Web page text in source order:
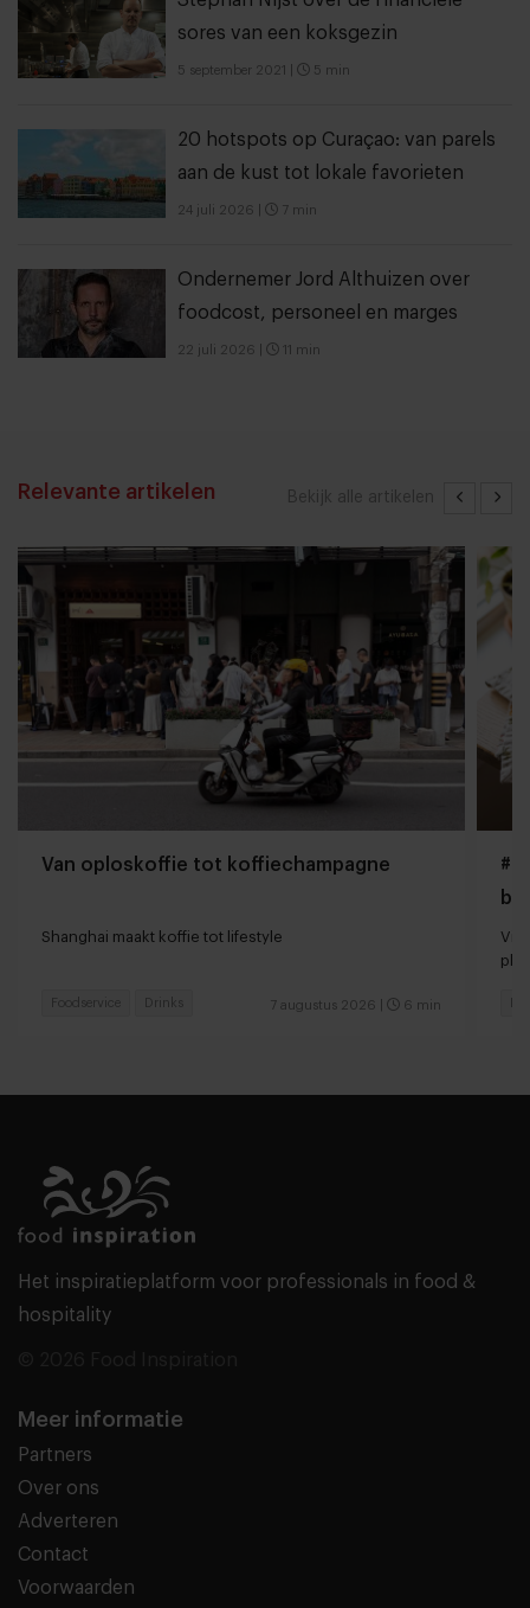
sores van een koksgezin
5 september 2021 5 min
20 hotspots op Curaçao: van parels
aan de kust tot lokale favorieten
24 juli 2026 7 min
Ondernemer Jord Althuizen over
foodcost, personeel en marges
22 juli 2026 11 min
Bekijk alle artikelen
Relevante artikelen
Van oploskoffie tot koffiechampagne
Shanghai maakt koffie tot lifestyle
7 augustus 2026 6 min
Foodservice Drinks
Het inspiratieplatform voor professionals in food &
hospitality
Meer informatie
Partners
Over ons
Adverteren
Contact
Voorwaarden